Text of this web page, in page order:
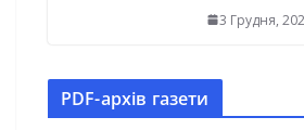
3 Грудня,
PDF-aрхів газети